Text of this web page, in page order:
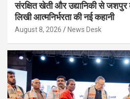
संरक्षित खेती और उद्यानिकी से
लिखी आत्मनिर्भरता की नई कहानी
August 8, 2026 News Desk